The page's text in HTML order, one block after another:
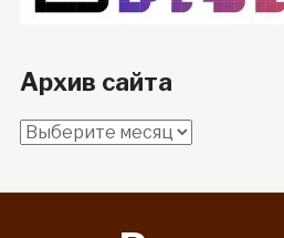
Архив сайта
Архив